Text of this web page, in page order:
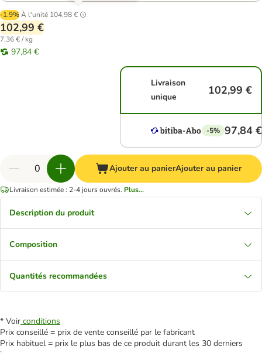
-1.9%À l'unité 104,98 €
102,99 €
7,36 € / kg
97,84 €
Livraison
unique
102,99 €
-5% 97,84 €
Ajouter au panierAjouter au panier
Livraison estimée : 2-4 jours ouvrés. Plus...
Description du produit
Composition
Quantités recommandées
* Voir conditions
Prix conseillé = prix de vente conseillé par le fabricant
Prix habituel = prix le plus bas de ce produit durant les 30 derniers